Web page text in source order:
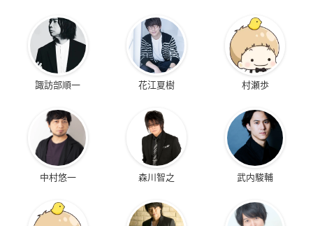
諏訪部順一 花江夏樹 村瀬歩
中村悠一 森川智之 武内駿輔